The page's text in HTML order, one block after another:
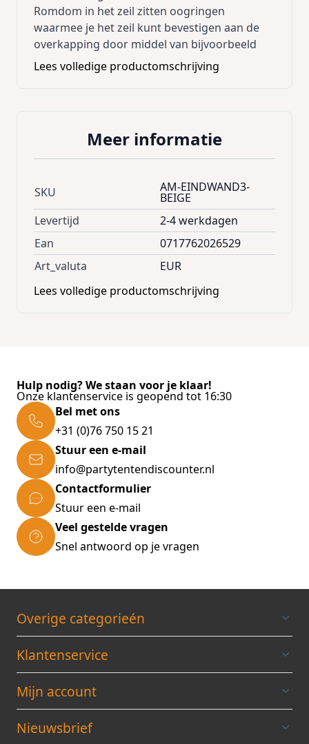
Romdom in het zeil zitten oogringen
waarmee je het zeil kunt bevestigen aan de
overkapping door middel van bijvoorbeeld
schroeven met een plaatje ervoor of
Lees volledige productomschrijving
Meer informatie
SKU AM-EINDWAND3-
BEIGE
Levertijd
2-4 werkdagen
Ean
0717762026529
Art_valuta
EUR
Lees volledige productomschrijving
Hulp nodig? We staan voor je klaar!
Onze klantenservice is geopend tot 16:30
Bel met ons
+31 (0)76 750 15 21
Stuur een e-mail
info@partytentendiscounter.nl
Contactformulier
Stuur een e-mail
Veel gestelde vragen
Snel antwoord op je vragen
Overige categorieén
Klantenservice
Mijn account
Nieuwsbrief